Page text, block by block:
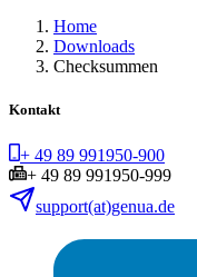
Home
Downloads
Checksummen
Kontakt
+ 49 89 991950-900
+ 49 89 991950-999
support(at)genua.de